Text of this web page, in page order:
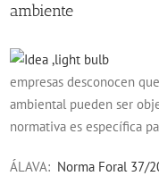
ambiente
empresas desconocen
ambiental pueden ser
normativa es específica
ÁLAVA: Norma Foral 37/